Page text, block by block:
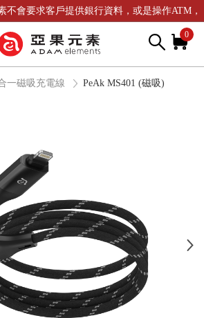
不會要求客戶提供銀行資料，或是操作ATM，
聯繫我們或是165反詐騙電話查證！ 0
一磁吸充電線 PeAk MS401 (磁吸)